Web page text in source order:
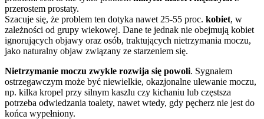
przerostem prostaty.
Szacuje się, że problem ten dotyka nawet 25-55 proc. kobiet, w
zależności od grupy wiekowej. Dane te jednak nie obejmują kobiet
ignorujących objawy oraz osób, traktujących nietrzymania moczu,
jako naturalny objaw związany ze starzeniem się.
Nietrzymanie moczu zwykle rozwija się powoli. Sygnałem
ostrzegawczym może być niewielkie, okazjonalne ulewanie moczu,
np. kilka kropel przy silnym kaszlu czy kichaniu lub częstsza
potrzeba odwiedzania toalety, nawet wtedy, gdy pęcherz nie jest do
końca wypełniony.